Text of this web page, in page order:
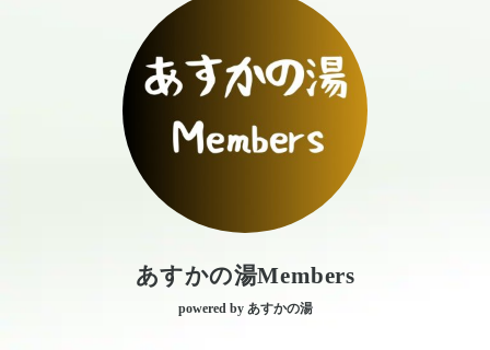
あすかの湯Members
powered by あすかの湯